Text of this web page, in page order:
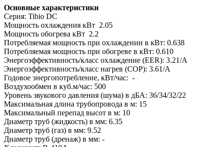
Основные характеристики
Серия: Tibio DC
Мощность охлаждения кВт 2.05
Мощность обогрева кВт 2.2
Потребляемая мощность при охлаждении в кВт: 0.638
Потребляемая мощность при обогреве в кВт: 0.610
Энергоэффективность/класс охлаждение (EER): 3.21/A
Энергоэффективность/класс нагрев (COP): 3.61/A
Годовое энергопотребление, кВт/час: -
Воздухообмен в куб.м/час: 500
Уровень звукового давления (шума) в дБА: 36/34/32/22
Максимальная длина трубопровода в м: 15
Максимальный перепад высот в м: 10
Диаметр труб (жидкость) в мм: 6.35
Диаметр труб (газ) в мм: 9.52
Диаметр труб (дренаж) в мм: -